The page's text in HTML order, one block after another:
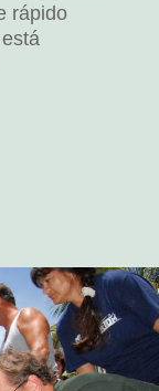
rápido